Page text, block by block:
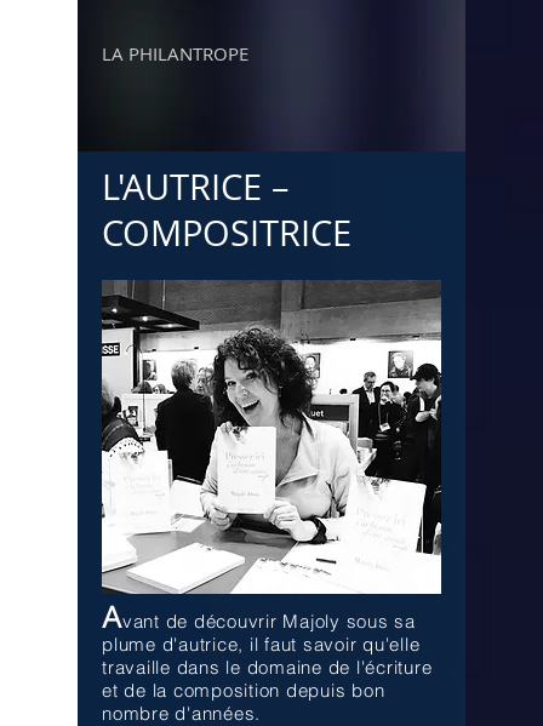
LA PHILANTROPE
L'AUTRICE –
COMPOSITRICE
Avant de découvrir Majoly sous sa
plume d'autrice, il faut savoir qu'elle
travaille dans le domaine de l'écriture
et de la composition depuis bon
nombre d'années.